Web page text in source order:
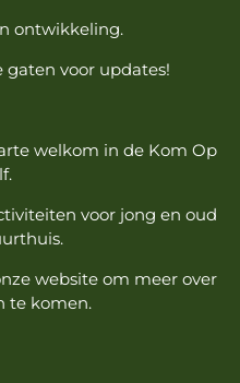
ontwikkeling.
gaten voor updates!
welkom in de Kom Op
voor jong en oud
website om meer over
te komen.